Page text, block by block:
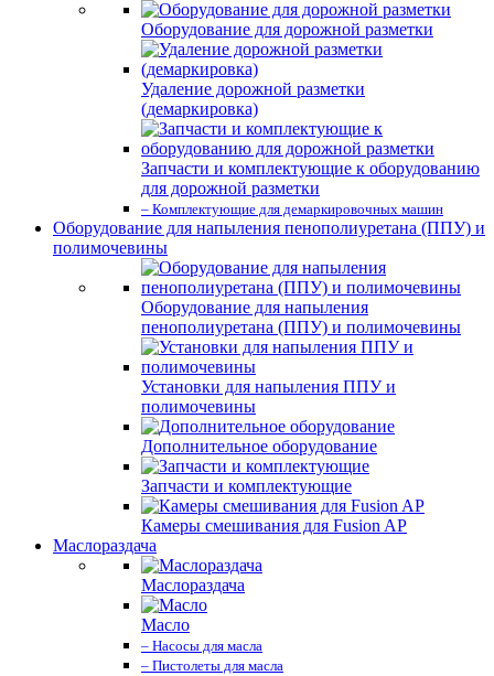
Оборудование для дорожной разметки
Удаление дорожной разметки
(демаркировка)
Запчасти и комплектующие к оборудованию
для дорожной разметки
– Комплектующие для демаркировочных машин
Оборудование для напыления пенополиуретана (ППУ) и
полимочевины
Оборудование для напыления
пенополиуретана (ППУ) и полимочевины
Установки для напыления ППУ и
полимочевины
Дополнительное оборудование
Запчасти и комплектующие
Камеры смешивания для Fusion AP
Маслораздача
Маслораздача
Масло
– Насосы для масла
– Пистолеты для масла